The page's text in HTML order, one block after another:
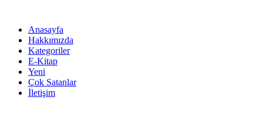
Anasayfa
Hakkımızda
Kategoriler
E-Kitap
Yeni
Çok Satanlar
İletişim